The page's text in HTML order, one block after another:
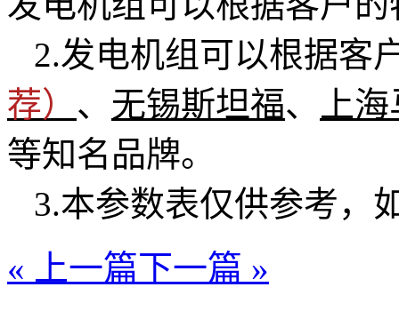
2.发电机组可以根据客
荐） 、 无锡斯坦福、
上
等知名品牌。
3.本参数表仅供参考，
« 上一篇下一篇 »